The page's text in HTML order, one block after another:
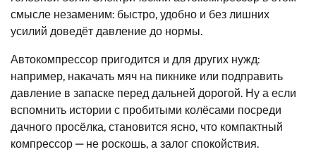
смысле незаменим: быстро, удобно и без лишних
усилий доведёт давление до нормы.
Автокомпрессор пригодится и для других нужд:
например, накачать мяч на пикнике или подправить
давление в запаске перед дальней дорогой. Ну а если
вспомнить истории с пробитыми колёсами посреди
дачного просёлка, становится ясно, что компактный
компрессор — не роскошь, а залог спокойствия.